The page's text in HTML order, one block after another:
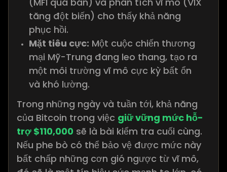
tăng đột biến) cho thấy khả năng
phục hồi.
Mặt tiêu cực: Một cuộc chiến thương
mại Mỹ-Trung đang leo thang, tạo ra
một môi trường vĩ mô cực kỳ bất ổn
và khó lường.
Trong những ngày và tuần tới, khả năng
của Bitcoin trong việc giữ vững mức hỗ-
trợ $110,000 sẽ là bài kiểm tra cuối cùng.
Nếu phe bò có thể bảo vệ được mức này
bất chấp những cơn gió ngược từ vĩ mô,